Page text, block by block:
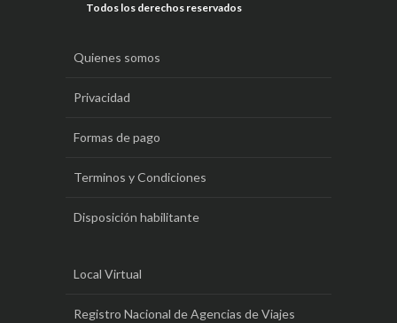
Todos los derechos reservados
Quienes somos
Privacidad
Formas de pago
Terminos y Condiciones
Disposición habilitante
Local Virtual
Registro Nacional de Agencias de Viajes